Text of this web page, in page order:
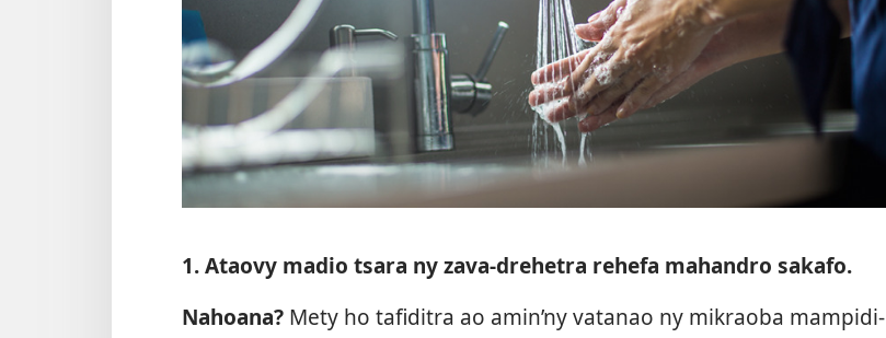
1. Ataovy madio tsara ny zava-drehetra rehefa mahandro sakafo.
Nahoana? Mety ho tafiditra ao amin’ny vatanao ny mikraoba mampidi-